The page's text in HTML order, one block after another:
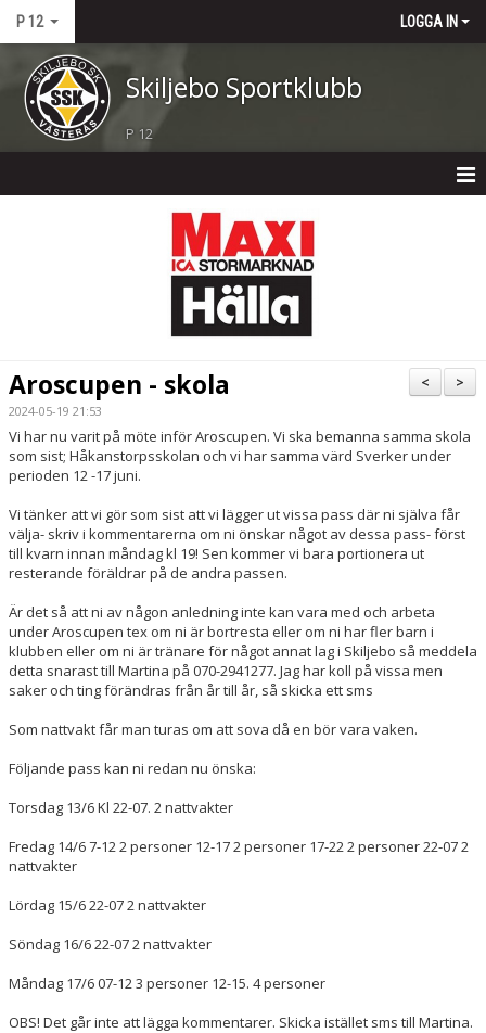
P 12 LOGGA IN
Skiljebo Sportklubb
P 12
TRUPPEN
BILDGALLERI
>
<
Aroscupen - skola
2024-05-19 21:53
Vi har nu varit på möte inför Aroscupen. Vi ska bemanna samma skola
som sist; Håkanstorpsskolan och vi har samma värd Sverker under
perioden 12 -17 juni.
Vi tänker att vi gör som sist att vi lägger ut vissa pass där ni själva får
välja- skriv i kommentarerna om ni önskar något av dessa pass- först
till kvarn innan måndag kl 19! Sen kommer vi bara portionera ut
resterande föräldrar på de andra passen.
Är det så att ni av någon anledning inte kan vara med och arbeta
under Aroscupen tex om ni är bortresta eller om ni har fler barn i
klubben eller om ni är tränare för något annat lag i Skiljebo så meddela
detta snarast till Martina på 070-2941277. Jag har koll på vissa men
saker och ting förändras från år till år, så skicka ett sms
Som nattvakt får man turas om att sova då en bör vara vaken.
Följande pass kan ni redan nu önska:
Torsdag 13/6 Kl 22-07. 2 nattvakter
Fredag 14/6 7-12 2 personer 12-17 2 personer 17-22 2 personer 22-07 2
nattvakter
Lördag 15/6 22-07 2 nattvakter
Söndag 16/6 22-07 2 nattvakter
Måndag 17/6 07-12 3 personer 12-15. 4 personer
OBS! Det går inte att lägga kommentarer. Skicka istället sms till Martina.